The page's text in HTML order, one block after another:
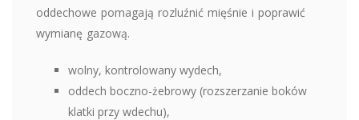
oddechowe pomagają rozluźnić mięśnie i poprawić
wymianę gazową.
wolny, kontrolowany wydech,
oddech boczno-żebrowy (rozszerzanie boków
klatki przy wdechu),